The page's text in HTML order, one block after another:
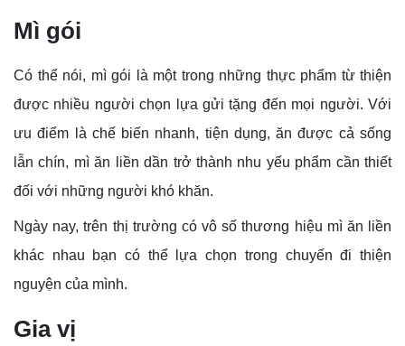
Mì gói
Có thể nói, mì gói là một trong những thực phẩm từ thiện
được nhiều người chọn lựa gửi tặng đến mọi người. Với
ưu điểm là chế biến nhanh, tiện dụng, ăn được cả sống
lẫn chín, mì ăn liền dần trở thành nhu yếu phẩm cần thiết
đối với những người khó khăn.
Ngày nay, trên thị trường có vô số thương hiệu mì ăn liền
khác nhau bạn có thể lựa chọn trong chuyến đi thiện
nguyện của mình.
Gia vị